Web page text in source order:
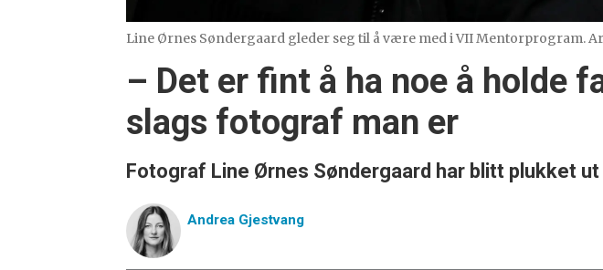
Line Ørnes Søndergaard gleder seg til å være med i VII Mentorprogram.
– Det er fint å ha noe å holde
slags fotograf man er
Fotograf Line Ørnes Søndergaard har blitt plukket
Andrea Gjestvang